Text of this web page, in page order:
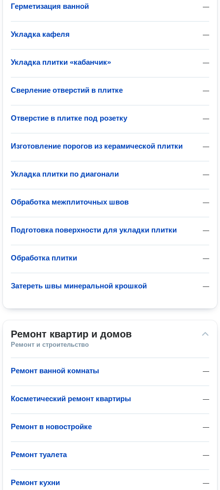
—
Герметизация ванной
—
Укладка кафеля
—
Укладка плитки «кабанчик»
—
Сверление отверстий в плитке
—
Отверстие в плитке под розетку
—
Изготовление порогов из керамической плитки
—
Укладка плитки по диагонали
—
Обработка межплиточных швов
—
Подготовка поверхности для укладки плитки
—
Обработка плитки
—
Затереть швы минеральной крошкой
Ремонт квартир и домов
Ремонт и строительство
—
Ремонт ванной комнаты
—
Косметический ремонт квартиры
—
Ремонт в новостройке
—
Ремонт туалета
—
Ремонт кухни